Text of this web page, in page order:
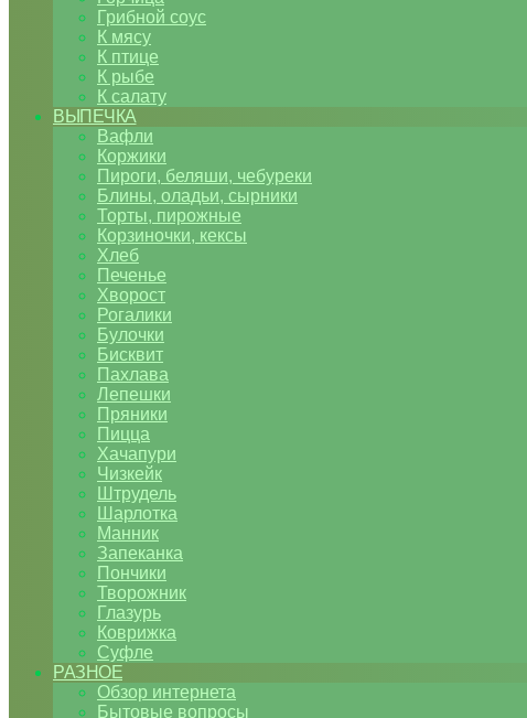
Грибной соус
К мясу
К птице
К рыбе
К салату
ВЫПЕЧКА
Вафли
Коржики
Пироги, беляши, чебуреки
Блины, оладьи, сырники
Торты, пирожные
Корзиночки, кексы
Хлеб
Печенье
Хворост
Рогалики
Булочки
Бисквит
Пахлава
Лепешки
Пряники
Пицца
Хачапури
Чизкейк
Штрудель
Шарлотка
Манник
Запеканка
Пончики
Творожник
Глазурь
Коврижка
Суфле
РАЗНОЕ
Обзор интернета
Бытовые вопросы